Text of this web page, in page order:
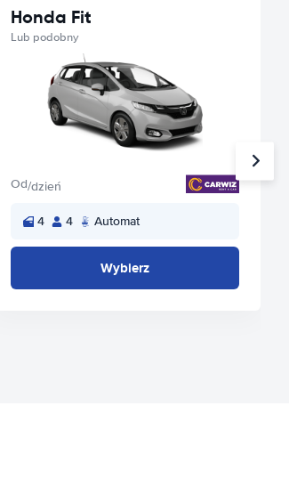
Honda Fit
Lub podobny
Od/dzień
4 4 Automat
Wybierz